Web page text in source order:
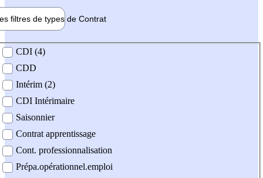
filtres de types de Contrat
contrat
CDI (4)
CDD
Intérim (2)
CDI Intérimaire
Saisonnier
Contrat apprentissage
Cont. professionnalisation
Prépa.opérationnel.emploi